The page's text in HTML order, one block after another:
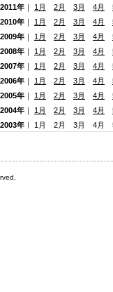
2011年 ｜ 1月 2月 3月 4月
2010年 ｜ 1月 2月 3月 4月
2009年 ｜ 1月 2月 3月 4月
2008年 ｜ 1月 2月 3月 4月
2007年 ｜ 1月 2月 3月 4月
2006年 ｜ 1月 2月 3月 4月
2005年 ｜ 1月 2月 3月 4月
2004年 ｜ 1月 2月 3月 4月
2003年 ｜ 1月 2月 3月 4月